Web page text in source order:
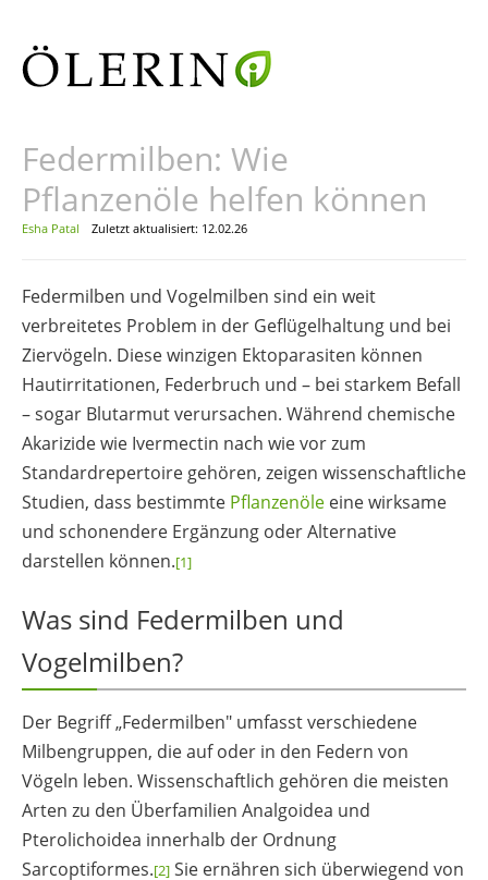
Federmilben: Wie
Pflanzenöle helfen können
Esha Patal Zuletzt aktualisiert: 12.02.26
Federmilben und Vogelmilben sind ein weit
verbreitetes Problem in der Geflügelhaltung und bei
Ziervögeln. Diese winzigen Ektoparasiten können
Hautirritationen, Federbruch und – bei starkem Befall
– sogar Blutarmut verursachen. Während chemische
Akarizide wie Ivermectin nach wie vor zum
Standardrepertoire gehören, zeigen wissenschaftliche
Studien, dass bestimmte Pflanzenöle eine wirksame
und schonendere Ergänzung oder Alternative
darstellen können.[1]
Was sind Federmilben und
Vogelmilben?
Der Begriff „Federmilben" umfasst verschiedene
Milbengruppen, die auf oder in den Federn von
Vögeln leben. Wissenschaftlich gehören die meisten
Arten zu den Überfamilien Analgoidea und
Pterolichoidea innerhalb der Ordnung
Sarcoptiformes.[2] Sie ernähren sich überwiegend von